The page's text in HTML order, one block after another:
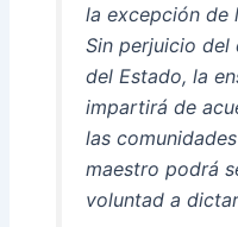
la excepción de
Sin perjuicio del
del Estado, la
impartirá de
las
maestro podrá
voluntad a